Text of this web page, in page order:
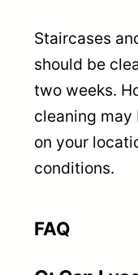
Staircases
should be
two weeks.
cleaning may
on your
conditions.
FAQ